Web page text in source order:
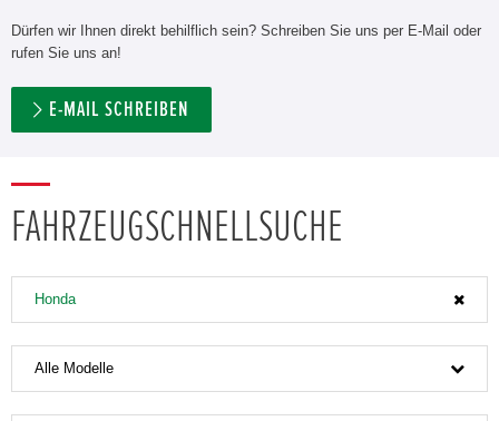
Dürfen wir Ihnen direkt behilflich sein? Schreiben Sie uns per E-Mail oder
rufen Sie uns an!
E-MAIL SCHREIBEN
FAHRZEUGSCHNELLSUCHE
Honda
Alle Modelle